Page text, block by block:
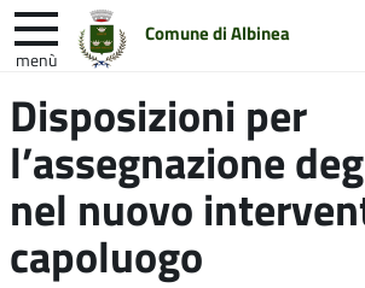
Comune di Albinea
menù
nel
sito
Entra in Comune
Unione Colline Matildiche
Disposizioni per
l’assegnazione
nel nuovo
capoluogo